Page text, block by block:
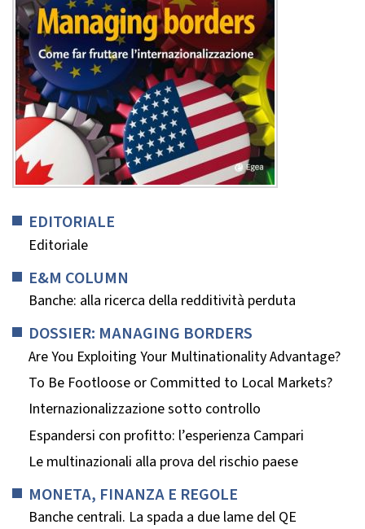
EDITORIALE
Editoriale
E&M COLUMN
Banche: alla ricerca della redditività perduta
DOSSIER: MANAGING BORDERS
Are You Exploiting Your Multinationality Advantage?
To Be Footloose or Committed to Local Markets?
Internazionalizzazione sotto controllo
Espandersi con profitto: l’esperienza Campari
Le multinazionali alla prova del rischio paese
MONETA, FINANZA E REGOLE
Banche centrali. La spada a due lame del QE